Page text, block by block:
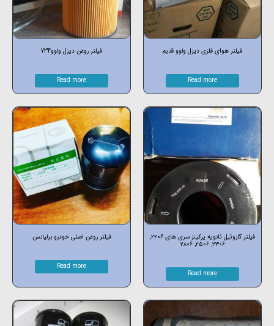
فیلتر هوای فلزی دیزل ولوو قدیم
Read more
فیلتر روغن دیزل ولوو734
Read more
فیلتر گازوئیل ثانویه پرکینز سری های ۲۲۰۶,
۲۳۰۶, ۲۵۰۶, ۲۸۰۶
Read more
فیلتر روغن اصلی خودرو برلیانس
Read more